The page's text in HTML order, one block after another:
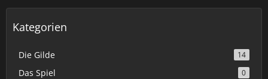
Kategorien
Die Gilde 14
Das Spiel 0